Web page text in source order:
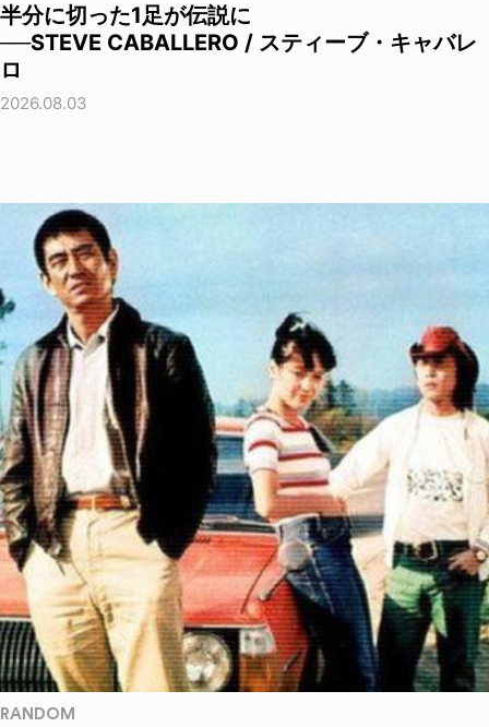
半分に切った1足が伝説に
──STEVE CABALLERO / スティーブ・キャバレ
ロ
2026.08.03
RANDOM